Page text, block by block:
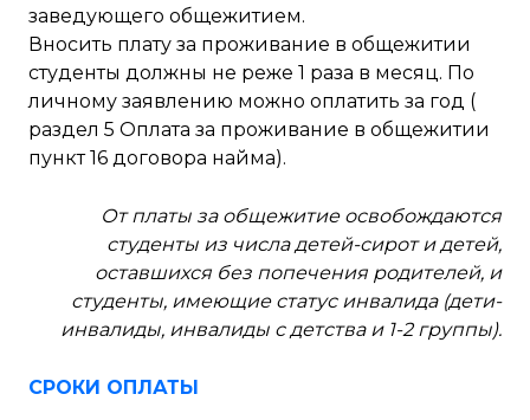
заведующего общежитием.
Вносить плату за проживание в общежитии
студенты должны не реже 1 раза в месяц. По
личному заявлению можно оплатить за год (
раздел 5 Оплата за проживание в общежитии
пункт 16 договора найма).
От платы за общежитие освобождаются
студенты из числа детей-сирот и детей,
оставшихся без попечения родителей, и
студенты, имеющие статус инвалида (дети-
инвалиды, инвалиды с детства и 1-2 группы).
СРОКИ ОПЛАТЫ